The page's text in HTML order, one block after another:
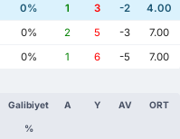
0% 1 3 -2
4.00
0% 2 5 -3
7.00
0% 1 6 -5 7.00
Galibiyet
%
A Y AV ORT